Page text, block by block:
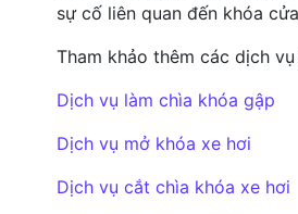
sự cố liên quan đến khóa
Tham khảo thêm các dịch
Dịch vụ làm chìa khóa gập
Dịch vụ mở khóa xe hơi
Dịch vụ cắt chìa khóa xe hơi